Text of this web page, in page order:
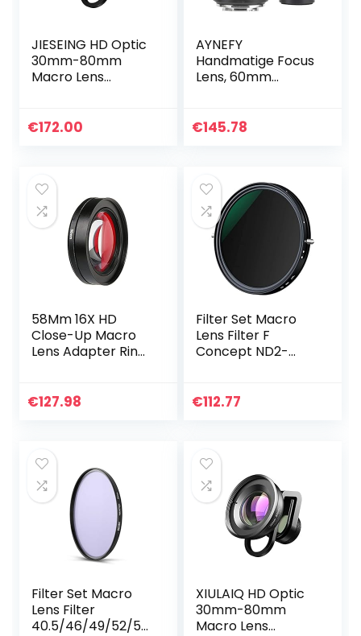
JIESEING HD Optic
30mm-80mm
Macro Lens
Lentes voor
€172.00
AYNEFY
Handmatige Focus
Lens, 60mm
Zwart, for M4/3
€145.78
58Mm 16X HD
Close-Up Macro
Lens Adapter Ring
Hero 4 3+ Hero4
€127.98
Filter Set Macro
Lens Filter F
Concept ND2-
Circulaire
€112.77
Filter Set Macro
Lens Filter
40.5/46/49/52/55
XIULAIQ HD Optic
30mm-80mm
Macro Lens